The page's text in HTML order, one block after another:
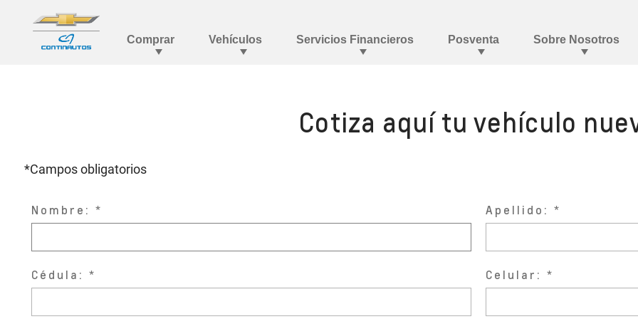
Cotiza aquí tu vehículo
*Campos obligatorios
Nombre: Apellido:
Cédula: Celular: